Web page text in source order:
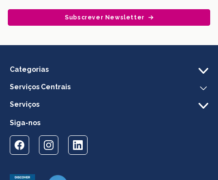
Subscrever Newsletter
Categorias
Serviços Centrais
Serviços
Siga-nos